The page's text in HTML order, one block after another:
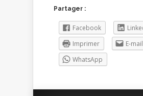
Partager :
Facebook
Imprimer
E-mail
WhatsApp